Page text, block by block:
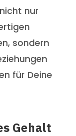
nur
sondern
für Deine
Gehalt